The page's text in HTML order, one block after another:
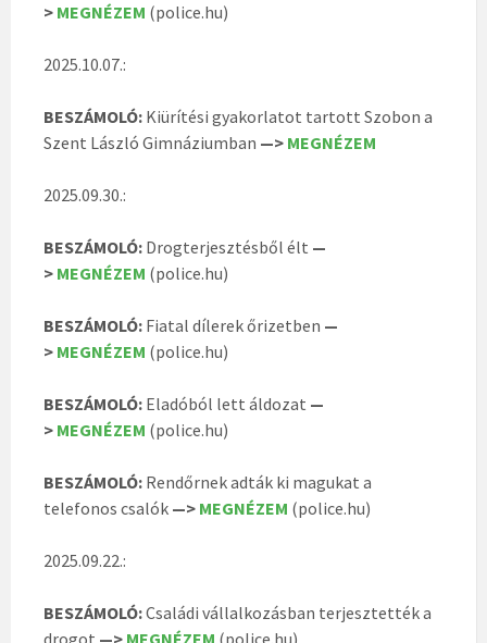
> MEGNÉZEM (police.hu)
2025.10.07.:
BESZÁMOLÓ: Kiürítési gyakorlatot tartott Szobon a
Szent László Gimnáziumban —> MEGNÉZEM
2025.09.30.:
BESZÁMOLÓ: Drogterjesztésből élt —
> MEGNÉZEM (police.hu)
BESZÁMOLÓ: Fiatal dílerek őrizetben —
> MEGNÉZEM (police.hu)
BESZÁMOLÓ: Eladóból lett áldozat —
> MEGNÉZEM (police.hu)
BESZÁMOLÓ: Rendőrnek adták ki magukat a
telefonos csalók —> MEGNÉZEM (police.hu)
2025.09.22.:
BESZÁMOLÓ:Családi vállalkozásban terjesztették a